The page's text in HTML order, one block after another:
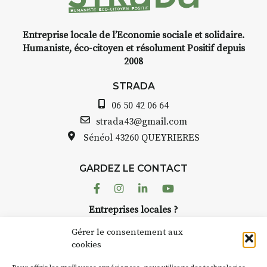
Gérer le consentement aux
cookies
Fédération Internationale de
(FIYAA)
livre une raison de plus d’aller
faire un tour dans la cité
médiévale du Brivadois cet été.
INTERVIEW
STRADA Bernard Turle, vous
Auzon…
Bernard TURLE Le Fumoir n’est
pas une galerie permanente.
Chaque année, le 1er dimanche
d’août, l’association
Entreprise locale de l’Economie sociale et solidaire.
Humaniste, éco-citoyen et résolument Positif depuis
2008
STRADA
06 50 42 06 64
strada43@gmail.com
Sénéol 43260 QUEYRIERES
GARDEZ LE CONTACT
FacebookInstagram
LinkedinYoutube
Entreprises locales ?